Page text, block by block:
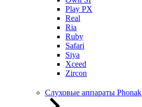
Play PX
Real
Ria
Ruby
Safari
Siya
Xceed
Zircon
Слуховые аппараты Phonak